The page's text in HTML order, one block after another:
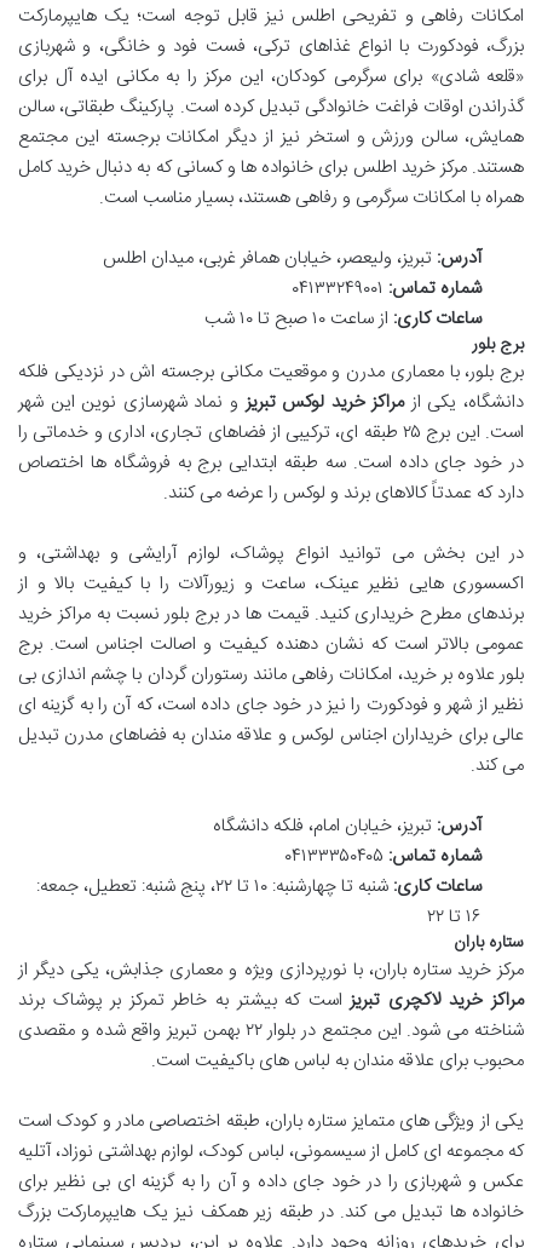
امکانات رفاهی و تفریحی اطلس نیز قابل توجه است؛ یک هایپرمارکت
بزرگ، فودکورت با انواع غذاهای ترکی، فست فود و خانگی، و شهربازی
«قلعه شادی» برای سرگرمی کودکان، این مرکز را به مکانی ایده آل برای
گذراندن اوقات فراغت خانوادگی تبدیل کرده است. پارکینگ طبقاتی، سالن
همایش، سالن ورزش و استخر نیز از دیگر امکانات برجسته این مجتمع
هستند. مرکز خرید اطلس برای خانواده ها و کسانی که به دنبال خرید کامل
همراه با امکانات سرگرمی و رفاهی هستند، بسیار مناسب است.
آدرس: تبریز، ولیعصر، خیابان همافر غربی، میدان اطلس
شماره تماس:
ساعات کاری: از ساعت ۱۰ صبح تا ۱۰ شب
برج بلور
برج بلور، با معماری مدرن و موقعیت مکانی برجسته اش در نزدیکی فلکه
دانشگاه، یکی ازمراکز خرید لوکس تبریزو نماد شهرسازی نوین این شهر
است. این برج ۲۵ طبقه ای، ترکیبی از فضاهای تجاری، اداری و خدماتی را
در خود جای داده است. سه طبقه ابتدایی برج به فروشگاه ها اختصاص
دارد که عمدتاً کالاهای برند و لوکس را عرضه می کنند.
در این بخش می توانید انواع پوشاک، لوازم آرایشی و بهداشتی، و
اکسسوری هایی نظیر عینک، ساعت و زیورآلات را با کیفیت بالا و از
برندهای مطرح خریداری کنید. قیمت ها در برج بلور نسبت به مراکز خرید
عمومی بالاتر است که نشان دهنده کیفیت و اصالت اجناس است. برج
بلور علاوه بر خرید، امکانات رفاهی مانند رستوران گردان با چشم اندازی بی
نظیر از شهر و فودکورت را نیز در خود جای داده است، که آن را به گزینه ای
عالی برای خریداران اجناس لوکس و علاقه مندان به فضاهای مدرن تبدیل
می کند.
آدرس: تبریز، خیابان امام، فلکه دانشگاه
شماره تماس:
ساعات کاری:
شنبه تا چهارشنبه: ۱۰ تا ۲۲، پنج شنبه: تعطیل، جمعه:
۱۶ تا ۲۲
ستاره باران
مرکز خرید ستاره باران، با نورپردازی ویژه و معماری جذابش، یکی دیگر از
مراکز خرید لاکچری تبریزاست که بیشتر به خاطر تمرکز بر پوشاک برند
شناخته می شود. این مجتمع در بلوار ۲۲ بهمن تبریز واقع شده و مقصدی
محبوب برای علاقه مندان به لباس های باکیفیت است.
یکی از ویژگی های متمایز ستاره باران، طبقه اختصاصی مادر و کودک است
که مجموعه ای کامل از سیسمونی، لباس کودک، لوازم بهداشتی نوزاد، آتلیه
عکس و شهربازی را در خود جای داده و آن را به گزینه ای بی نظیر برای
خانواده ها تبدیل می کند. در طبقه زیر همکف نیز یک هایپرمارکت بزرگ